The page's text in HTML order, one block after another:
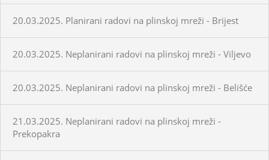
20.03.2025. Planirani radovi na plinskoj mreži - Brijest
20.03.2025. Neplanirani radovi na plinskoj mreži - Viljevo
20.03.2025. Neplanirani radovi na plinskoj mreži - Belišće
21.03.2025. Neplanirani radovi na plinskoj mreži -
Prekopakra